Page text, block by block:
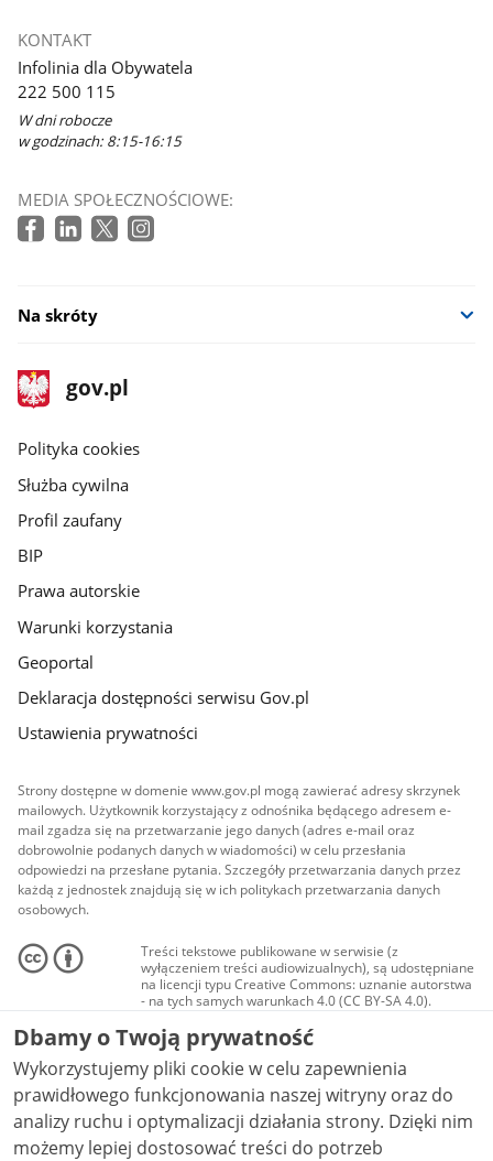
KONTAKT
Infolinia dla Obywatela
222 500 115
W dni robocze
w godzinach: 8:15-16:15
MEDIA SPOŁECZNOŚCIOWE:
Na skróty
stopka
gov.pl
Strona
gov.pl
gov.pl
Polityka cookies
Służba cywilna
Profil zaufany
BIP
Prawa autorskie
Warunki korzystania
Geoportal
Deklaracja dostępności serwisu Gov.pl
Ustawienia prywatności
Strony dostępne w domenie www.gov.pl mogą zawierać adresy skrzynek
mailowych. Użytkownik korzystający z odnośnika będącego adresem e-
mail zgadza się na przetwarzanie jego danych (adres e-mail oraz
dobrowolnie podanych danych w wiadomości) w celu przesłania
odpowiedzi na przesłane pytania. Szczegóły przetwarzania danych przez
każdą z jednostek znajdują się w ich politykach przetwarzania danych
osobowych.
Treści tekstowe publikowane w serwisie (z
wyłączeniem treści audiowizualnych), są udostępniane
na licencji typu Creative Commons: uznanie autorstwa
- na tych samych warunkach 4.0 (CC BY-SA 4.0).
Materiały audiowizualne, w tym zdjęcia, materiały
audio i wideo, są udostępniane na licencji typu
Creative Commons: uznanie autorstwa użycie
niekomercyjne - bez utworów zależnych 4.0 (CC BY-
NC-ND 4.0), o ile nie jest to stwierdzone inaczej.
Dbamy o Twoją prywatność
Wykorzystujemy pliki cookie w celu zapewnienia
prawidłowego funkcjonowania naszej witryny oraz do
analizy ruchu i optymalizacji działania strony. Dzięki nim
możemy lepiej dostosować treści do potrzeb